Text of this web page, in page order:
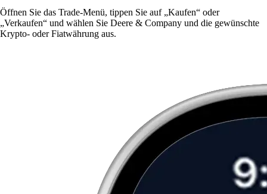
Öffnen Sie das Trade-Menü, tippen Sie auf „Kaufen“ oder
„Verkaufen“ und wählen Sie Deere & Company und die gewünschte
Krypto- oder Fiatwährung aus.